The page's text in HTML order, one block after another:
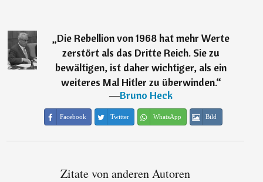
„Die Rebellion von 1968 hat mehr Werte
zerstört als das Dritte Reich. Sie zu
bewältigen, ist daher wichtiger, als ein
weiteres Mal Hitler zu überwinden.“
―Bruno Heck
Facebook Twitter WhatsApp Bild
Zitate von anderen Autoren